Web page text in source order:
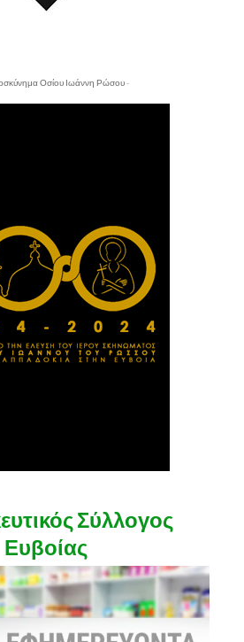
Οσίου Ιωάννη Ρώσου -
Σύλλογος
Ευβοίας